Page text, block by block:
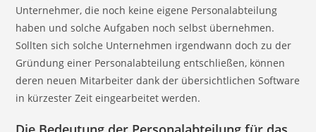
Unternehmer, die noch keine eigene Personalabteilung
haben und solche Aufgaben noch selbst übernehmen.
Sollten sich solche Unternehmen irgendwann doch zu der
Gründung einer Personalabteilung entschließen, können
deren neuen Mitarbeiter dank der übersichtlichen Software
in kürzester Zeit eingearbeitet werden.